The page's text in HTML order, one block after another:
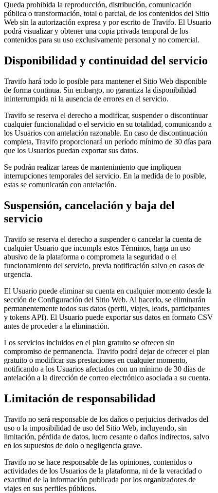
Queda prohibida la reproducción, distribución, comunicación
pública o transformación, total o parcial, de los contenidos del Sitio
Web sin la autorización expresa y por escrito de Travifo. El Usuario
podrá visualizar y obtener una copia privada temporal de los
contenidos para su uso exclusivamente personal y no comercial.
Disponibilidad y continuidad del servicio
Travifo hará todo lo posible para mantener el Sitio Web disponible
de forma continua. Sin embargo, no garantiza la disponibilidad
ininterrumpida ni la ausencia de errores en el servicio.
Travifo se reserva el derecho a modificar, suspender o discontinuar
cualquier funcionalidad o el servicio en su totalidad, comunicando a
los Usuarios con antelación razonable. En caso de discontinuación
completa, Travifo proporcionará un período mínimo de 30 días para
que los Usuarios puedan exportar sus datos.
Se podrán realizar tareas de mantenimiento que impliquen
interrupciones temporales del servicio. En la medida de lo posible,
estas se comunicarán con antelación.
Suspensión, cancelación y baja del
servicio
Travifo se reserva el derecho a suspender o cancelar la cuenta de
cualquier Usuario que incumpla estos Términos, haga un uso
abusivo de la plataforma o comprometa la seguridad o el
funcionamiento del servicio, previa notificación salvo en casos de
urgencia.
El Usuario puede eliminar su cuenta en cualquier momento desde la
sección de Configuración del Sitio Web. Al hacerlo, se eliminarán
permanentemente todos sus datos (perfil, viajes, leads, participantes
y tokens API). El Usuario puede exportar sus datos en formato CSV
antes de proceder a la eliminación.
Los servicios incluidos en el plan gratuito se ofrecen sin
compromiso de permanencia. Travifo podrá dejar de ofrecer el plan
gratuito o modificar sus prestaciones en cualquier momento,
notificando a los Usuarios afectados con un mínimo de 30 días de
antelación a la dirección de correo electrónico asociada a su cuenta.
Limitación de responsabilidad
Travifo no será responsable de los daños o perjuicios derivados del
uso o la imposibilidad de uso del Sitio Web, incluyendo, sin
limitación, pérdida de datos, lucro cesante o daños indirectos, salvo
en los supuestos de dolo o negligencia grave.
Travifo no se hace responsable de las opiniones, contenidos o
actividades de los Usuarios de la plataforma, ni de la veracidad o
exactitud de la información publicada por los organizadores de
viajes en sus perfiles públicos.